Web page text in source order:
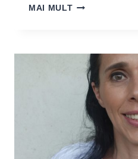
MAI MULTCEZAR
INDEPENDENT
DIN
BUCUREȘTI
DIN
ȚARĂ
ARE
ADN
DE